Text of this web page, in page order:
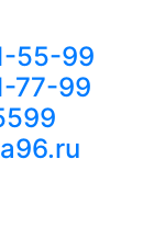
55-99
77-99